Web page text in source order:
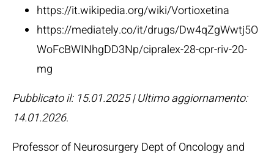
https://it.wikipedia.org/wiki/Vortioxetina
https://mediately.co/it/drugs/Dw4qZgWwtj5O
WoFcBWINhgDD3Np/cipralex-28-cpr-riv-20-
mg
Pubblicato il: 15.01.2025 | Ultimo aggiornamento:
14.01.2026.
Professor of Neurosurgery Dept of Oncology and